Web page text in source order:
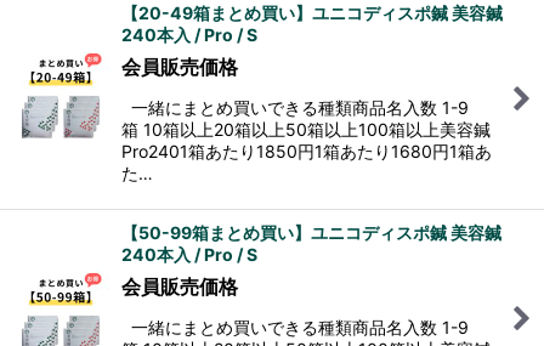
【20-49箱まとめ買い】ユニコディスポ鍼 美容鍼
240本入 / Pro / S
会員販売価格
一緒にまとめ買いできる種類商品名入数 1-9
箱 10箱以上20箱以上50箱以上100箱以上美容鍼
Pro2401箱あたり1850円1箱あたり1680円1箱あ
た…
【50-99箱まとめ買い】ユニコディスポ鍼 美容鍼
240本入 / Pro / S
会員販売価格
一緒にまとめ買いできる種類商品名入数 1-9